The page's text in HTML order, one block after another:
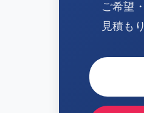
ご希望
見積も